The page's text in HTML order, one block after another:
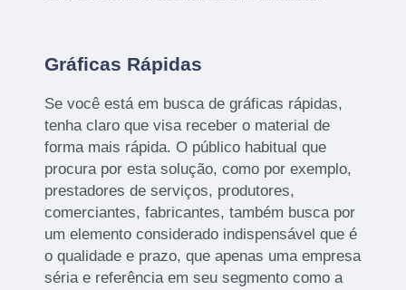
Gráficas Rápidas
Se você está em busca de gráficas rápidas,
tenha claro que visa receber o material de
forma mais rápida. O público habitual que
procura por esta solução, como por exemplo,
prestadores de serviços, produtores,
comerciantes, fabricantes, também busca por
um elemento considerado indispensável que é
o qualidade e prazo, que apenas uma empresa
séria e referência em seu segmento como a